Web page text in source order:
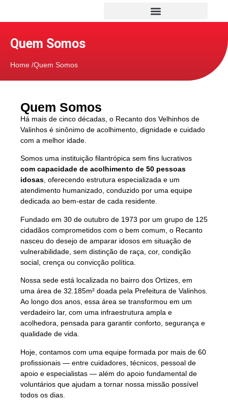
Quem Somos
Home /Quem Somos
Quem Somos
Há mais de cinco décadas, o Recanto dos Velhinhos de
Valinhos é sinônimo de acolhimento, dignidade e cuidado
com a melhor idade.
Somos uma instituição filantrópica sem fins lucrativos
com capacidade de acolhimento de 50 pessoas
idosas, oferecendo estrutura especializada e um
atendimento humanizado, conduzido por uma equipe
dedicada ao bem-estar de cada residente.
Fundado em 30 de outubro de 1973 por um grupo de 125
cidadãos comprometidos com o bem comum, o Recanto
nasceu do desejo de amparar idosos em situação de
vulnerabilidade, sem distinção de raça, cor, condição
social, crença ou convicção política.
Nossa sede está localizada no bairro dos Ortizes, em
uma área de 32.185m² doada pela Prefeitura de Valinhos.
Ao longo dos anos, essa área se transformou em um
verdadeiro lar, com uma infraestrutura ampla e
acolhedora, pensada para garantir conforto, segurança e
qualidade de vida.
Hoje, contamos com uma equipe formada por mais de 60
profissionais — entre cuidadores, técnicos, pessoal de
apoio e especialistas — além do apoio fundamental de
voluntários que ajudam a tornar nossa missão possível
todos os dias.